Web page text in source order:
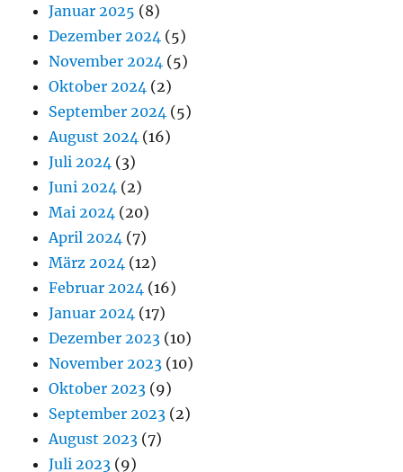
Januar 2025 (8)
Dezember 2024 (5)
November 2024 (5)
Oktober 2024 (2)
September 2024 (5)
August 2024 (16)
Juli 2024 (3)
Juni 2024 (2)
Mai 2024 (20)
April 2024 (7)
März 2024 (12)
Februar 2024 (16)
Januar 2024 (17)
Dezember 2023 (10)
November 2023 (10)
Oktober 2023 (9)
September 2023 (2)
August 2023 (7)
Juli 2023 (9)